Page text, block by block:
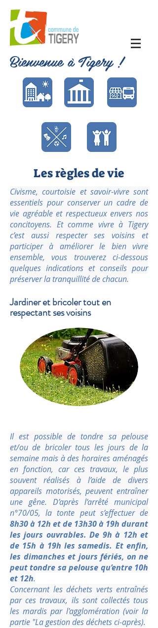
Bienvenue à Tigery !
Les règles de vie
Civisme, courtoisie et savoir-vivre sont
essentiels pour conserver un cadre de
vie agréable et respectueux envers nos
concitoyens. Et comme vivre à Tigery
c’est aussi respecter ses voisins et
participer à améliorer le bien vivre
ensemble, vous trouverez ci-dessous
quelques indications et conseils pour
préserver la tranquillité de chacun.
Jardiner et bricoler tout en
respectant ses voisins
Il est possible de tondre sa pelouse
et/ou de bricoler tous les jours de la
semaine mais à des horaires aménagés
en fonction, car ces travaux, le plus
souvent réalisés à l’aide de divers
appareils motorisés, peuvent entraîner
une gêne. D’après l’arrêté municipal
n°70/05, la tonte peut s’effectuer de
8h30 à 12h et de 13h30 à 19h durant
les jours ouvrables. De 9h à 12h et
de 15h à 19h les samedis. Et enfin,
les dimanches et jours fériés, on ne
peut tondre sa pelouse qu’entre 10h
et 12h.
Concernant les déchets verts entraînés
par ces travaux, ils sont collectés tous
les mardis par l'agglomération (voir la
partie "La gestion des déchets ci-après).